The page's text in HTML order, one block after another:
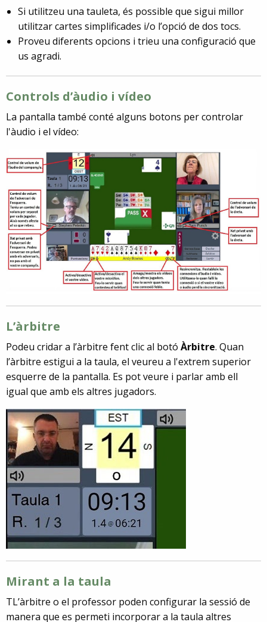
Si utilitzeu una tauleta, és possible que sigui millor
utilitzar cartes simplificades i/o l’opció de dos tocs.
Proveu diferents opcions i trieu una configuració que
us agradi.
Controls d’àudio i vídeo
La pantalla també conté alguns botons per controlar
l'àudio i el vídeo:
L’àrbitre
Podeu cridar a l’àrbitre fent clic al botó Àrbitre. Quan
l’àrbitre estigui a la taula, el veureu a l'extrem superior
esquerre de la pantalla. Es pot veure i parlar amb ell
igual que amb els altres jugadors.
Mirant a la taula
TL’àrbitre o el professor poden configurar la sessió de
manera que es permeti incorporar a la taula altres